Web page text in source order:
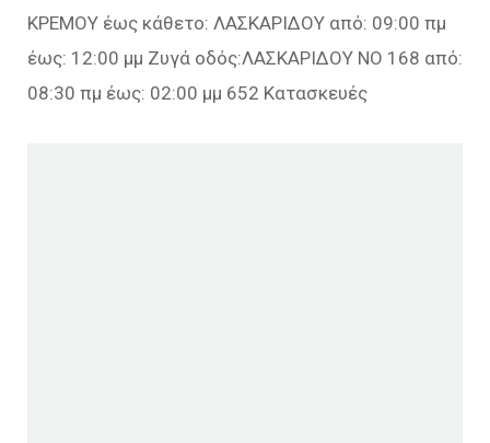
ΚΡΕΜΟΥ έως κάθετο: ΛΑΣΚΑΡΙΔΟΥ από: 09:00 πμ
έως: 12:00 μμ Ζυγά οδός:ΛΑΣΚΑΡΙΔΟΥ ΝΟ 168 από:
08:30 πμ έως: 02:00 μμ 652 Κατασκευές